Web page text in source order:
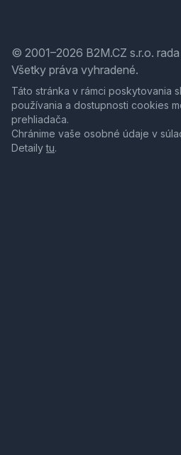
© 2001–2026 B2M.CZ s.r.o. rada
Všetky práva vyhradené.
Táto stránka v rámci poskytovania
používania a dostupnosti cookies
prehliadača.
Chránime vaše osobné údaje v
Detailytu.